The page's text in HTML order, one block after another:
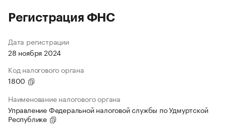
Регистрация ФНС
Дата регистрации
28 ноября 2024
Код налогового органа
1800
Наименование налогового органа
Управление Федеральной налоговой службы по Удмуртской
Республике